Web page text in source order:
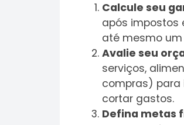
Calcule seu
após impostos
até mesmo
Avalie seu
serviços,
compras) para
cortar gastos.
Defina metas